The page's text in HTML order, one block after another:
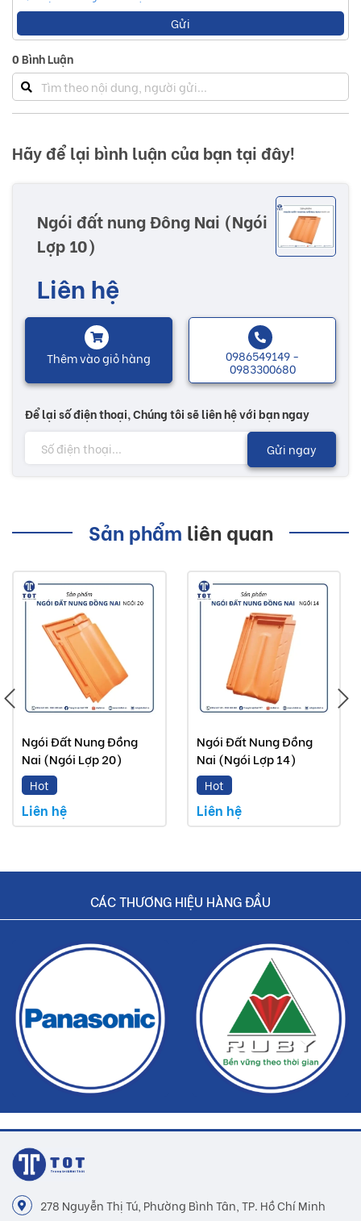
Gửi
0Bình Luận
Hãy để lại bình luận của bạn tại đây!
Ngói đất nung Đông Nai (Ngói
Lợp 10)
Liên hệ
Thêm vào giỏ hàng 0986549149 -
0983300680
Để lại số điện thoại, Chúng tôi sẽ liên hệ với bạn ngay
Gửi ngay
Sản phẩm liên quan
Ngói Đất Nung Đồng
Nai (Ngói Lợp 20)
Hot
Liên hệ
Ngói Đất Nung Đồng
Nai (Ngói Lợp 14)
Hot
Liên hệ
CÁC THƯƠNG HIỆU HÀNG ĐẦU
278 Nguyễn Thị Tú, Phường Bình Tân, TP. Hồ Chí Minh